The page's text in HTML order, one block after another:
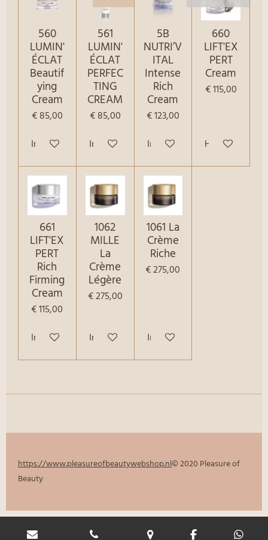
560
LUMIN'
ÉCLAT
Beautif
ying
Cream
€ 85,00
In winkelwagen
561
LUMIN'
ÉCLAT
PERFEC
TING
CREAM
€ 85,00
In winkelwagen
5B
NUTRI’V
ITAL
Intense
Rich
Cream
€ 123,00
In winkelwagen
660
LIFT'EX
PERT
Cream
€ 115,00
Houd mij op
661
LIFT'EX
PERT
Rich
Firming
Cream
€ 115,00
In winkelwagen
1062
MILLE
La
Crème
Légère
€ 275,00
In winkelwagen
1061 La
Crème
Riche
€ 275,00
In winkelwagen
https://www.pleasureofbeautywebshop.nl© 2020 Pleasure of
Beauty